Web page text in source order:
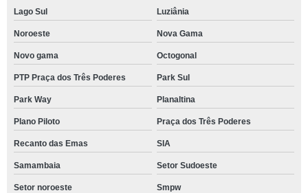
Lago Sul Luziânia
Noroeste Nova Gama
Novo gama Octogonal
PTP Praça dos Três Poderes Park Sul
Park Way Planaltina
Plano Piloto Praça dos Três Poderes
Recanto das Emas SIA
Samambaia Setor Sudoeste
Setor noroeste Smpw